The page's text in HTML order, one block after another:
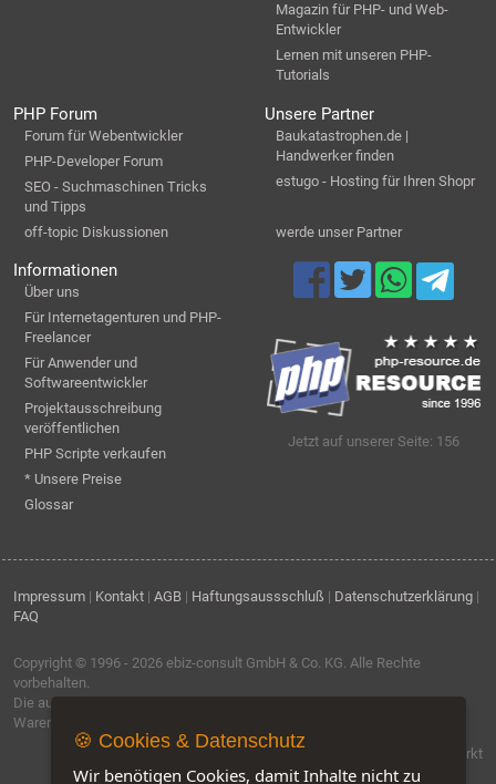
Magazin für PHP- und Web-
Entwickler
Lernen mit unseren PHP-
Tutorials
PHP Forum
Forum für Webentwickler
PHP-Developer Forum
SEO - Suchmaschinen Tricks
und Tipps
off-topic Diskussionen
Unsere Partner
Baukatastrophen.de |
Handwerker finden
estugo - Hosting für Ihren Shopr
werde unser Partner
Informationen
Über uns
Für Internetagenturen und PHP-
Freelancer
Für Anwender und
Softwareentwickler
Projektausschreibung
veröffentlichen
PHP Scripte verkaufen
* Unsere Preise
Glossar
Jetzt auf unserer Seite: 156
Impressum | Kontakt | AGB | Haftungsaussschluß | Datenschutzerklärung |
FAQ
Copyright © 1996 - 2026 ebiz-consult GmbH & Co. KG . Alle Rechte
vorbehalten.
Die auf dieser Seite verwendeten Produktbezeichnungen, Namen und
Warenzeichen sind Eigentum der jeweiligen Firmen.
Software by IQ-Markt
🍪 Cookies & Datenschutz
Wir benötigen Cookies, damit Inhalte nicht zu